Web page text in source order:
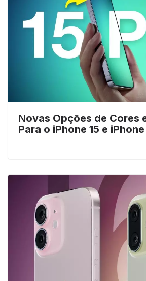
Novas Opções de Cores
Para o iPhone 15 e iPhone